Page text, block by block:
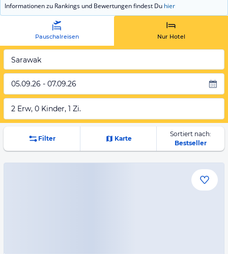
Informationen zu Rankings und Bewertungen findest Du hier
Pauschalreisen Nur Hotel
Sarawak
05.09.26 - 07.09.26
2 Erw, 0 Kinder, 1 Zi.
Filter Karte
Sortiert nach:
Bestseller